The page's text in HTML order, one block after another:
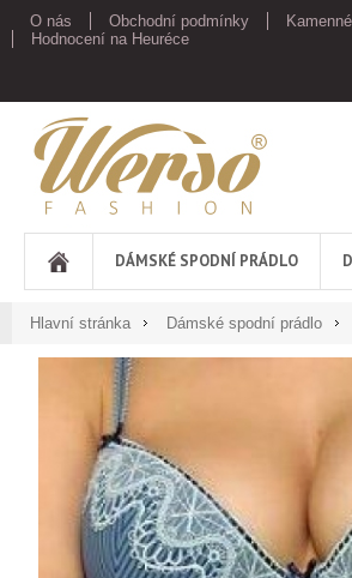
O nás Obchodní podmínky
Hodnocení na Heuréce
Werso
DÁMSKÉ SPODNÍ PRÁDLO
Hlavní stránka Dámské spodní prádlo